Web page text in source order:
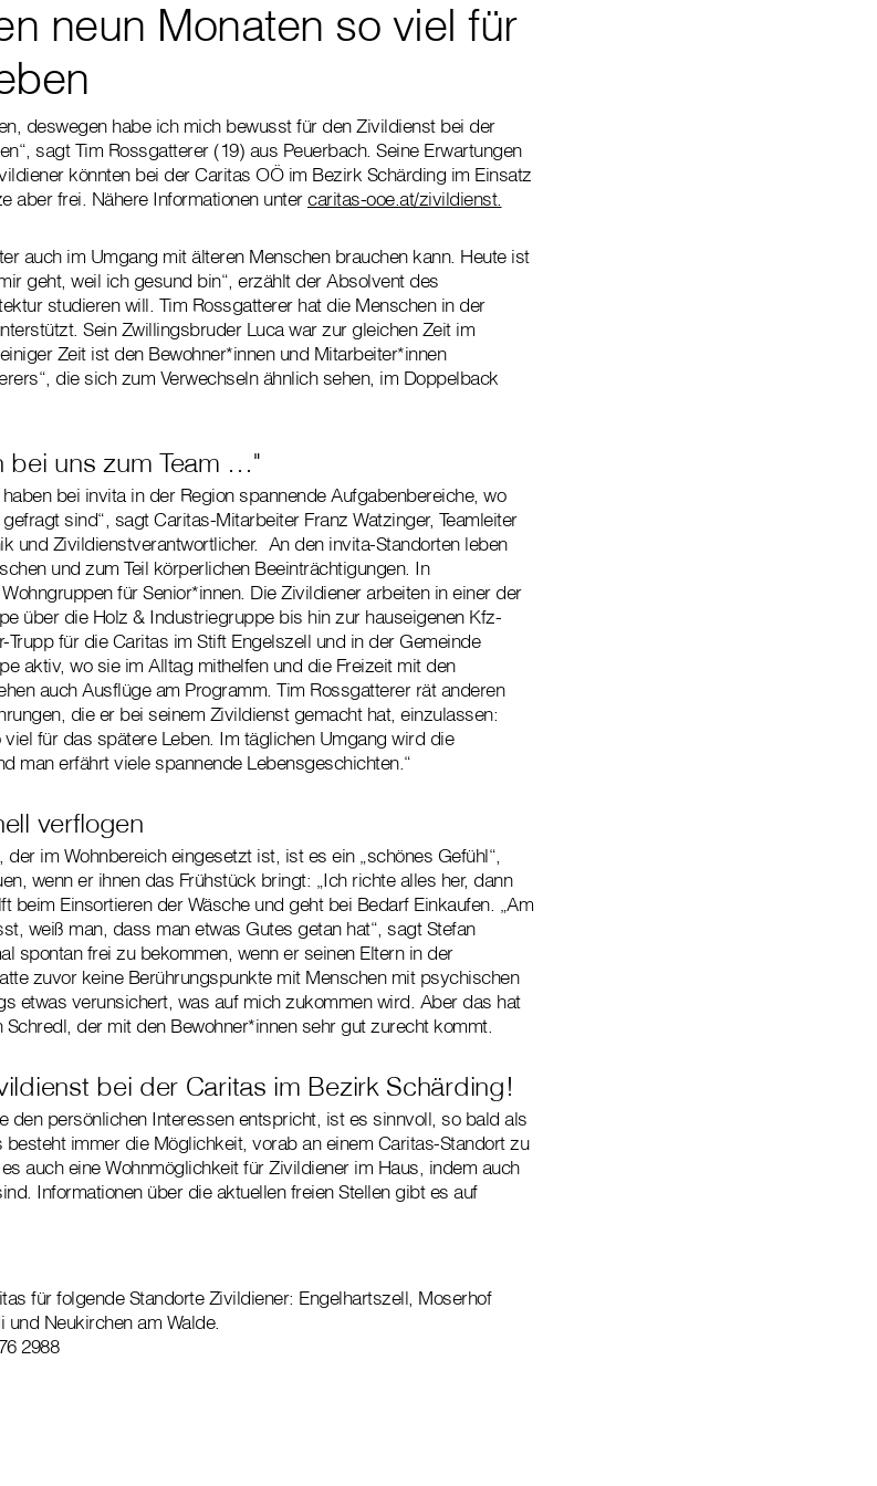
neun Monaten so viel für
deswegen habe ich mich bewusst für den Zivildienst bei der
sagt Tim Rossgatterer (19) aus Peuerbach. Seine Erwartungen
könnten bei der Caritas OÖ im Bezirk Schärding im Einsatz
aber frei. Nähere Informationen untercaritas-ooe.at/zivildienst.
auch im Umgang mit älteren Menschen brauchen kann. Heute ist
geht, weil ich gesund bin“, erzählt der Absolvent des
studieren will. Tim Rossgatterer hat die Menschen in der
Sein Zwillingsbruder Luca war zur gleichen Zeit im
Zeit ist den Bewohner*innen und Mitarbeiter*innen
die sich zum Verwechseln ähnlich sehen, im Doppelback
bei uns zum Team …"
bei invita in der Region spannende Aufgabenbereiche, wo
sind“, sagt Caritas-Mitarbeiter Franz Watzinger, Teamleiter
und Zivildienstverantwortlicher. An den invita-Standorten leben
und zum Teil körperlichen Beeinträchtigungen. In
für Senior*innen. Die Zivildiener arbeiten in einer der
über die Holz & Industriegruppe bis hin zur hauseigenen Kfz-
für die Caritas im Stift Engelszell und in der Gemeinde
aktiv, wo sie im Alltag mithelfen und die Freizeit mit den
auch Ausflüge am Programm. Tim Rossgatterer rät anderen
die er bei seinem Zivildienst gemacht hat, einzulassen:
viel für das spätere Leben. Im täglichen Umgang wird die
man erfährt viele spannende Lebensgeschichten.“
verflogen
im Wohnbereich eingesetzt ist, ist es ein „schönes Gefühl“,
wenn er ihnen das Frühstück bringt: „Ich richte alles her, dann
beim Einsortieren der Wäsche und geht bei Bedarf Einkaufen. „Am
weiß man, dass man etwas Gutes getan hat“, sagt Stefan
spontan frei zu bekommen, wenn er seinen Eltern in der
zuvor keine Berührungspunkte mit Menschen mit psychischen
etwas verunsichert, was auf mich zukommen wird. Aber das hat
der mit den Bewohner*innen sehr gut zurecht kommt.
bei der Caritas im Bezirk Schärding!
den persönlichen Interessen entspricht, ist es sinnvoll, so bald als
immer die Möglichkeit, vorab an einem Caritas-Standort zu
auch eine Wohnmöglichkeit für Zivildiener im Haus, indem auch
Informationen über die aktuellen freien Stellen gibt es auf
für folgende Standorte Zivildiener: Engelhartszell, Moserhof
Neukirchen am Walde.
2988